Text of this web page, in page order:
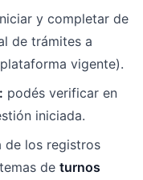
y completar de
de trámites a
vigente).
podés verificar en
iniciada.
de los registros
de turnos